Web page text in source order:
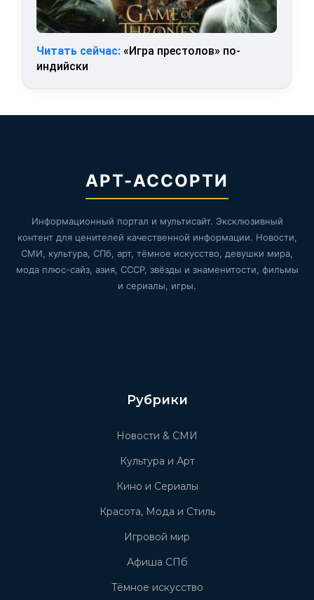
Читать сейчас: «Игра престолов» по-
индийски
АРТ-АССОРТИ
Информационный портал и мультисайт. Эксклюзивный
контент для ценителей качественной информации. Новости,
СМИ, культура, СПб, арт, тёмное искусство, девушки мира,
мода плюс-сайз, азия, СССР, звёзды и знаменитости, фильмы
и сериалы, игры.
Рубрики
Новости & СМИ
Культура и Арт
Кино и Сериалы
Красота, Мода и Стиль
Игровой мир
Афиша СПб
Тёмное искусство